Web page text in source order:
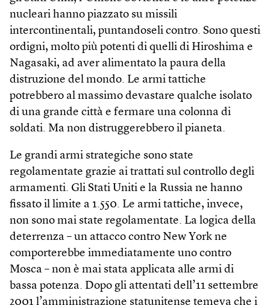
nucleari hanno piazzato su missili
intercontinentali, puntandoseli contro. Sono questi
ordigni, molto più potenti di quelli di Hiroshima e
Nagasaki, ad aver alimentato la paura della
distruzione del mondo. Le armi tattiche
potrebbero al massimo devastare qualche isolato
di una grande città e fermare una colonna di
soldati. Ma non distruggerebbero il pianeta.
Le grandi armi strategiche sono state
regolamentate grazie ai trattati sul controllo degli
armamenti. Gli Stati Uniti e la Russia ne hanno
fissato il limite a 1.550. Le armi tattiche, invece,
non sono mai state regolamentate. La logica della
deterrenza – un attacco contro New York ne
comporterebbe immediatamente uno contro
Mosca – non è mai stata applicata alle armi di
bassa potenza. Dopo gli attentati dell’11 settembre
2001 l’amministrazione statunitense temeva che i